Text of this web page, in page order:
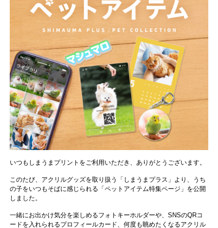
いつもしまうまプリントをご利用いただき、ありがとうございます。
このたび、アクリルグッズを取り扱う「しまうまプラス」より、うち
の子をいつもそばに感じられる「ペットアイテム特集ページ」を公開
しました。
一緒にお出かけ気分を楽しめるフォトキーホルダーや、SNSのQRコ
ードを入れられるプロフィールカード、何度も眺めたくなるアクリル